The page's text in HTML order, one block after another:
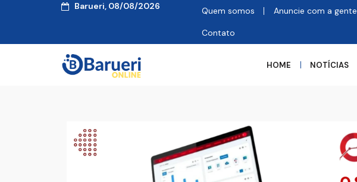
Barueri, 08/08/2026 Quem somos Anuncie com a gente
Contato
HOME NOTÍCIAS